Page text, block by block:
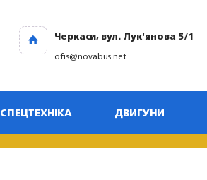
Черкаси, вул. Лук'янова 5/1
ofis@novabus.net
СПЕЦТЕХНІКА ДВИГУНИ